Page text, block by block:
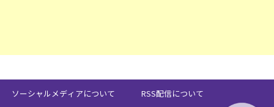
ソーシャルメディアについて
RSS配信について